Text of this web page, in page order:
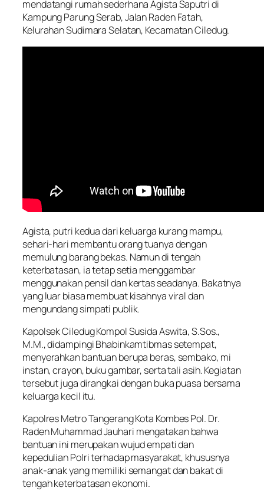
mendatangi rumah sederhana Agista Saputri di
Kampung Parung Serab, Jalan Raden Fatah,
Kelurahan Sudimara Selatan, Kecamatan Ciledug.
Agista, putri kedua dari keluarga kurang mampu,
sehari-hari membantu orang tuanya dengan
memulung barang bekas. Namun di tengah
keterbatasan, ia tetap setia menggambar
menggunakan pensil dan kertas seadanya. Bakatnya
yang luar biasa membuat kisahnya viral dan
mengundang simpati publik.
Kapolsek Ciledug Kompol Susida Aswita, S.Sos.,
M.M., didampingi Bhabinkamtibmas setempat,
menyerahkan bantuan berupa beras, sembako, mi
instan, crayon, buku gambar, serta tali asih. Kegiatan
tersebut juga dirangkai dengan buka puasa bersama
keluarga kecil itu.
Kapolres Metro Tangerang Kota Kombes Pol. Dr.
Raden Muhammad Jauhari mengatakan bahwa
bantuan ini merupakan wujud empati dan
kepedulian Polri terhadap masyarakat, khususnya
anak-anak yang memiliki semangat dan bakat di
tengah keterbatasan ekonomi.